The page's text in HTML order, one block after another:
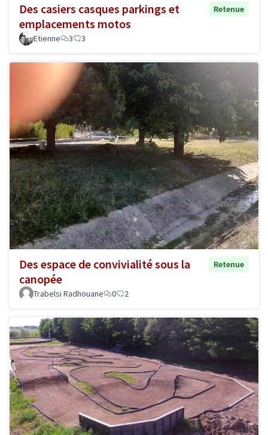
Des casiers casques parkings et
emplacements motos
Retenue
Etienne 3 3
Des espace de convivialité sous la
canopée
Retenue
Trabelsi Radhouane 0 2